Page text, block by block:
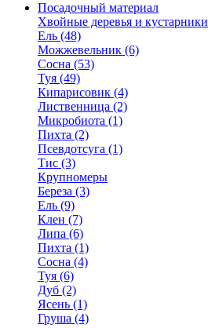
Посадочный материал
Хвойные деревья и кустарники
Ель (48)
Можжевельник (6)
Сосна (53)
Туя (49)
Кипарисовик (4)
Лиственница (2)
Микробиота (1)
Пихта (2)
Псевдотсуга (1)
Тис (3)
Крупномеры
Береза (3)
Ель (9)
Клен (7)
Липа (6)
Пихта (1)
Сосна (4)
Туя (6)
Дуб (2)
Ясень (1)
Груша (4)